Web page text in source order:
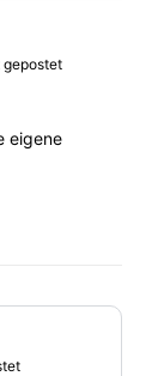
gepostet
eigene